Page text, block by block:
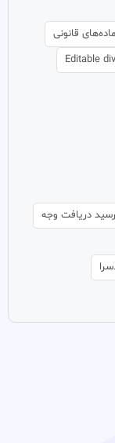
ماده‌های قانونی
Editable
دریافت وجه